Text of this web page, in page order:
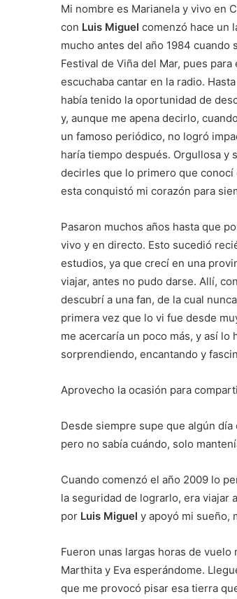
Mi nombre es Marianela y vivo en
con Luis Miguel comenzó hace un
mucho antes del año 1984 cuando
Festival de Viña del Mar, pues
escuchaba cantar en la radio.
había tenido la oportunidad de
y, aunque me apena decirlo,
un famoso periódico, no logró
haría tiempo después. Orgullosa y
decirles que lo primero que conocí
esta conquistó mi corazón para
Pasaron muchos años hasta que
vivo y en directo. Esto sucedió
estudios, ya que crecí en una
viajar, antes no pudo darse. Allí,
descubrí a una fan, de la cual
primera vez que lo vi fue desde
me acercaría un poco más, y así
sorprendiendo, encantando y
Aprovecho la ocasión para
Desde siempre supe que algún
pero no sabía cuándo, solo
Cuando comenzó el año 2009 lo
la seguridad de lograrlo, era viajar
por Luis Miguel y apoyó mi sueño,
Fueron unas largas horas de
Marthita y Eva esperándome.
que me provocó pisar esa tierra